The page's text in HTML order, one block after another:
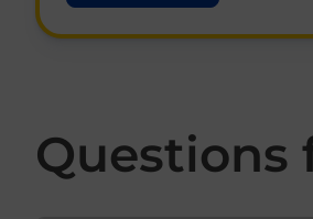
Questions